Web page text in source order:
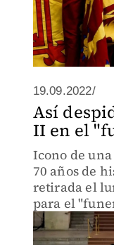
19.09.2022/
Así
II en el
Icono de
70 años de
retirada el
para el
de
de ser